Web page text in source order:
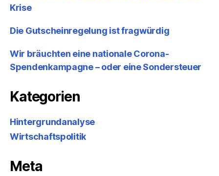
Krise
Die Gutscheinregelung ist fragwürdig
Wir bräuchten eine nationale Corona-
Spendenkampagne – oder eine Sondersteuer
Kategorien
Hintergrundanalyse
Wirtschaftspolitik
Meta